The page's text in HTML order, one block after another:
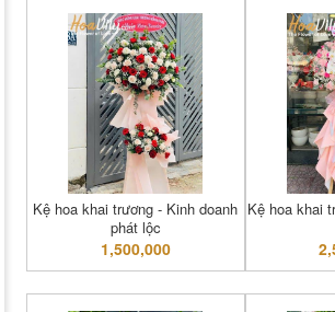
Kệ hoa khai trương - Kinh doanh
phát lộc
1,500,000
Kệ hoa khai